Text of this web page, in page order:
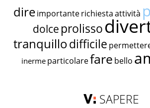
dire importante richiestaattività
dolce prolisso
tranquillodifficile
inerme particolarefare bello
SAPERE